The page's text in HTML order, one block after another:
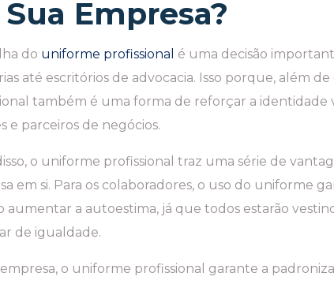
Empresa?
do uniforme profissional é uma decisão
até escritórios de advocacia. Isso porque, além
também é uma forma de reforçar a identidade
e parceiros de negócios.
o uniforme profissional traz uma série de
em si. Para os colaboradores, o uso do uniforme
aumentar a autoestima, já que todos estarão
de igualdade.
empresa, o uniforme profissional garante a